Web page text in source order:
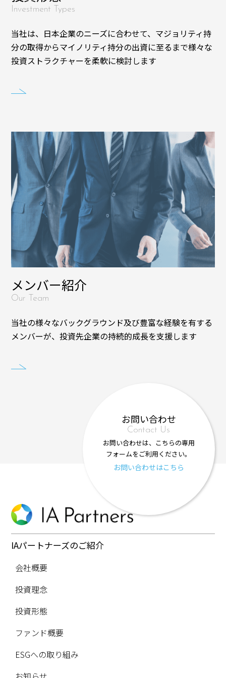
Investment Types
当社は、日本企業のニーズに合わせて、マジョリティ持
分の取得からマイノリティ持分の出資に至るまで様々な
投資ストラクチャーを柔軟に検討します
メンバー紹介
Our Team
当社の様々なバックグラウンド及び豊富な経験を有する
メンバーが、投資先企業の持続的成長を支援します
IAパートナーズのご紹介
会社概要
投資理念
投資形態
ファンド概要
ESGへの取り組み
お問い合わせ
Contact Us
お問い合わせは、こちらの専用
フォームをご利用ください。
お問い合わせはこちら